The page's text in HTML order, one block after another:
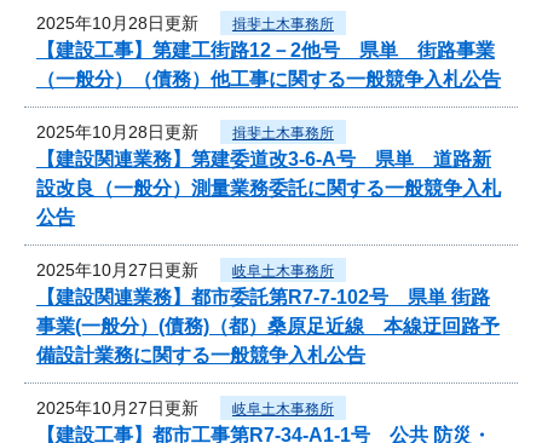
2025年10月28日更新 揖斐土木事務所
【建設工事】第建工街路12－2他号 県単 街路事業
（一般分）（債務）他工事に関する一般競争入札公告
2025年10月28日更新 揖斐土木事務所
【建設関連業務】第建委道改3-6-A号 県単 道路新
設改良（一般分）測量業務委託に関する一般競争入札
公告
2025年10月27日更新 岐阜土木事務所
【建設関連業務】都市委託第R7-7-102号 県単 街路
事業(一般分）(債務)（都）桑原足近線 本線迂回路予
備設計業務に関する一般競争入札公告
2025年10月27日更新 岐阜土木事務所
【建設工事】都市工事第R7-34-A1-1号 公共 防災・